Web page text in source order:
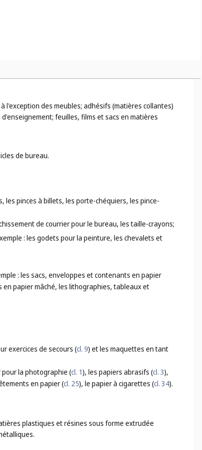
l'exception des meubles; adhésifs (matières collantes)
feuilles, films et sacs en matières
de bureau.
les pinces à billets, les porte-chéquiers, les pince-
de courrier pour le bureau, les taille-crayons;
: les godets pour la peinture, les chevalets et
: les sacs, enveloppes et contenants en papier
papier mâché, les lithographies, tableaux et
exercices de secours (cl. 9) et les maquettes en tant
la photographie (cl. 1), les papiers abrasifs (cl. 3),
en papier (cl. 25), le papier à cigarettes (cl. 34).
plastiques et résines sous forme extrudée